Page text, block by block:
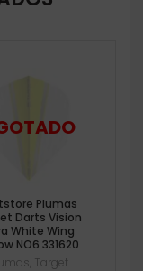
Plumas
Darts Vision
White Wing
NO6 331620
Target